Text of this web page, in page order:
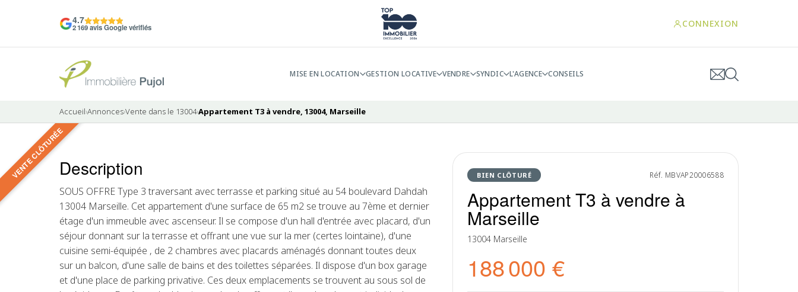
4.7
2 169 avis Google vérifiés CONNEXION
MISE EN LOCATION GESTION LOCATIVE VENDRE SYNDIC L'AGENCE CONSEILS
Accueil›Annonces›Vente dans le 13004›Appartement T3 à vendre, 13004, Marseille
VENTE CLÔTURÉE BIEN CLÔTURÉ Réf. MBVAP20006588
Appartement T3 à vendre à
Marseille
13004 Marseille
188 000 €
VENDU
Description
SOUS OFFRE Type 3 traversant avec terrasse et parking situé au 54 boulevard Dahdah
13004 Marseille. Cet appartement d'une surface de 65 m2 se trouve au 7ème et dernier
étage d'un immeuble avec ascenseur. Il se compose d'un hall d'entrée avec placard, d'un
séjour donnant sur la terrasse et offrant une vue sur la mer (certes lointaine), d'une
cuisine semi-équipée , de 2 chambres avec placards aménagés donnant toutes deux
sur un balcon, d'une salle de bains et des toilettes séparées. Il dispose d'un box garage
et d'une place de parking privative. Ces deux emplacements se trouvent au sous sol de